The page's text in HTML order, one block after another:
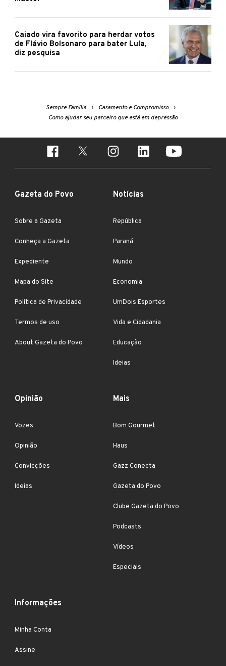
Caiado vira favorito para herdar votos
de Flávio Bolsonaro para bater Lula,
diz pesquisa
Sempre Família
Casamento e Compromisso
Como ajudar seu parceiro que está em depressão
Gazeta do Povo
Sobre a Gazeta
Conheça a Gazeta
Expediente
Mapa do Site
Política de Privacidade
Termos de uso
About Gazeta do Povo
Notícias
República
Paraná
Mundo
Economia
UmDois Esportes
Vida e Cidadania
Educação
Ideias
Opinião
Vozes
Opinião
Convicções
Ideias
Mais
Bom Gourmet
Haus
Gazz Conecta
Gazeta do Povo
Clube Gazeta do Povo
Podcasts
Vídeos
Especiais
Informações
Minha Conta
Assine